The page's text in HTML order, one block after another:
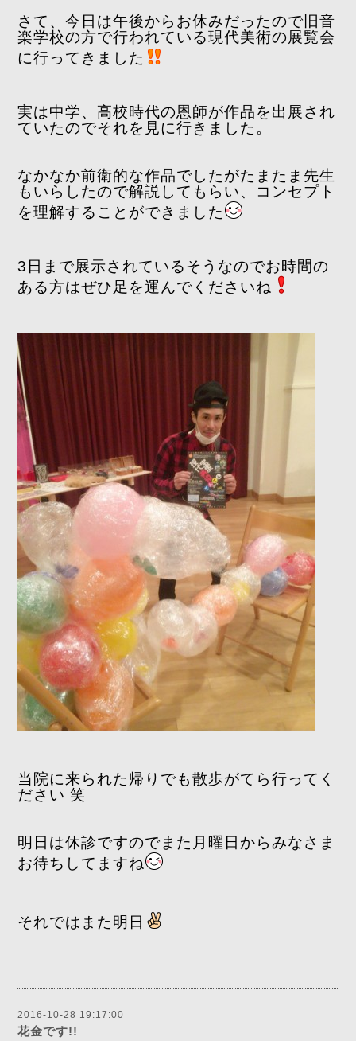
さて、今日は午後からお休みだったので旧音
楽学校の方で行われている現代美術の展覧会
に行ってきました
実は中学、高校時代の恩師が作品を出展され
ていたのでそれを見に行きました。
なかなか前衛的な作品でしたがたまたま先生
もいらしたので解説してもらい、コンセプト
を理解することができました
3日まで展示されているそうなのでお時間の
ある方はぜひ足を運んでくださいね
当院に来られた帰りでも散歩がてら行ってく
ださい 笑
明日は休診ですのでまた月曜日からみなさま
お待ちしてますね
それではまた明日
2016-10-28 19:17:00
花金です!!